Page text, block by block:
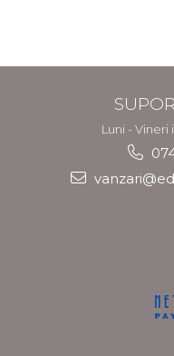
Luni - Vineri